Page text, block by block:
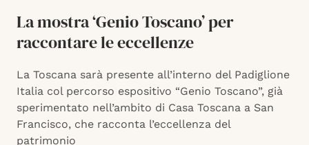
La mostra ‘Genio Toscano’ per
raccontare le eccellenze
La Toscana sarà presente all’interno del Padiglione
Italia col percorso espositivo “Genio Toscano”, già
sperimentato nell’ambito di Casa Toscana a San
Francisco, che racconta l’eccellenza del
patrimonio